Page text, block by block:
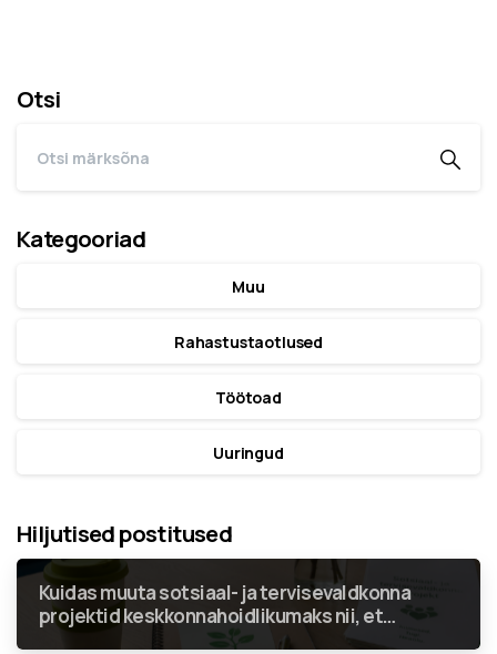
Otsi
Kategooriad
Muu
Rahastustaotlused
Töötoad
Uuringud
Hiljutised postitused
Kuidas muuta sotsiaal- ja tervisevaldkonna
projektid keskkonnahoidlikumaks nii, et
rohenõuded ei jääks vaid linnukeseks